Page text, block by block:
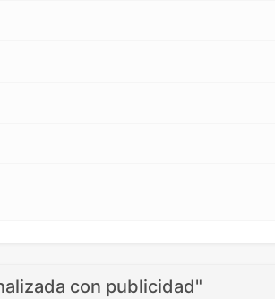
con publicidad"